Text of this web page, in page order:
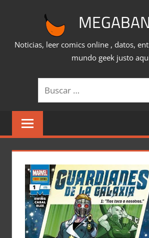
Noticias, leer comics online , datos,
mundo geek justo
Buscar: